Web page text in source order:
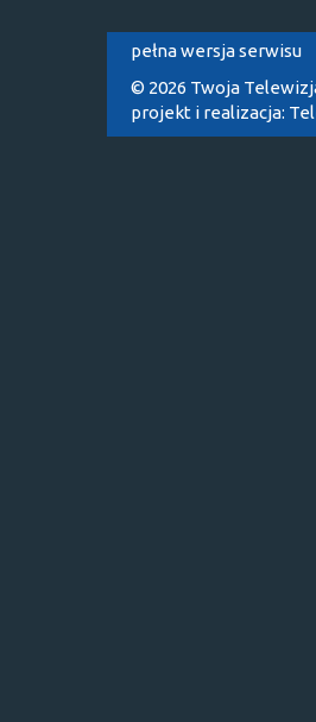
pełna wersja serwisu
© 2026 Twoja
projekt i realizacja: